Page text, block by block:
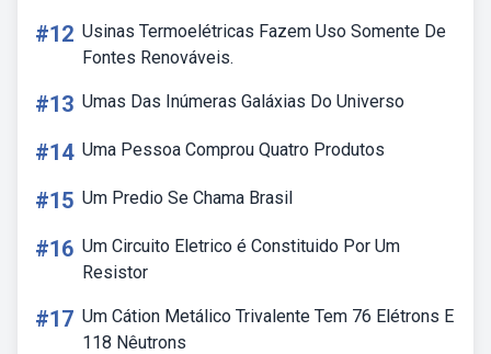
#12 Usinas Termoelétricas Fazem Uso Somente De
Fontes Renováveis.
#13 Umas Das Inúmeras Galáxias Do Universo
#14 Uma Pessoa Comprou Quatro Produtos
#15 Um Predio Se Chama Brasil
#16 Um Circuito Eletrico é Constituido Por Um
Resistor
#17 Um Cátion Metálico Trivalente Tem 76 Elétrons E
118 Nêutrons